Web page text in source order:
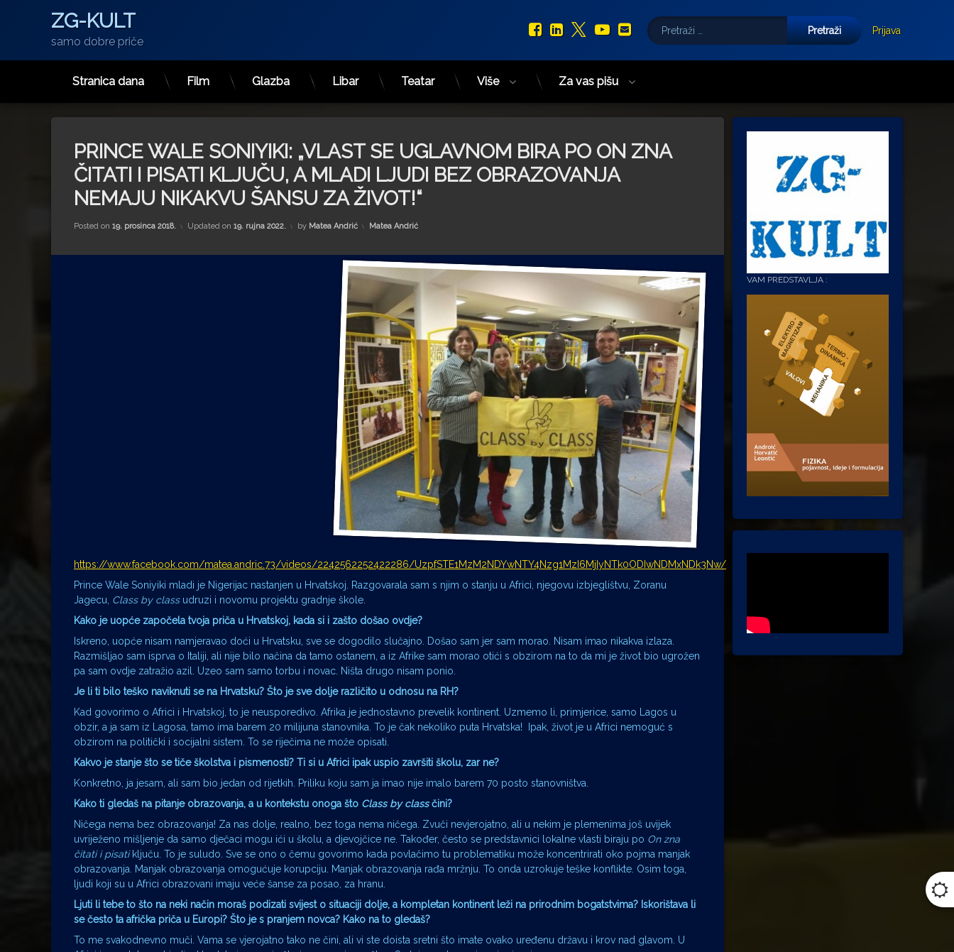
Preskoči
ZG-KULT
samo dobre priče
Facebook
LinkedIn
X.com
YouTube
E-mail
Pretraži:
Prijava
Stranica dana Film Glazba Libar Teatar Više Za vas pišu
PRINCE WALE SONIYIKI: „VLAST SE UGLAVNOM BIRA PO ON ZNA
ČITATI I PISATI KLJUČU, A MLADI LJUDI BEZ OBRAZOVANJA
NEMAJU NIKAKVU ŠANSU ZA ŽIVOT!“
Posted on 19. prosinca 2018. Updated on 19. rujna 2022. by Matea Andrić Kategorije:
Matea Andrić
https://www.facebook.com/matea.andric.73/videos/2242562252422286/UzpfSTE1MzM2NDYwNTY4Nzg1MzI6MjIyNTk0ODIwNDMxNDk3Nw/
Prince Wale Soniyiki mladi je Nigerijac nastanjen u Hrvatskoj. Razgovarala sam s njim o stanju u Africi, njegovu izbjeglištvu, Zoranu
Jagecu, Class by classudruzi i novomu projektu gradnje škole.
Kako je uopće započela tvoja priča u Hrvatskoj, kada si i zašto došao ovdje?
Iskreno, uopće nisam namjeravao doći u Hrvatsku, sve se dogodilo slučajno. Došao sam jer sam morao. Nisam imao nikakva izlaza.
Razmišljao sam isprva o Italiji, ali nije bilo načina da tamo ostanem, a iz Afrike sam morao otići s obzirom na to da mi je život bio ugrožen
pa sam ovdje zatražio azil. Uzeo sam samo torbu i novac. Ništa drugo nisam ponio.
Je li ti bilo teško naviknuti se na Hrvatsku? Što je sve dolje različito u odnosu na RH?
Kad govorimo o Africi i Hrvatskoj, to je neusporedivo. Afrika je jednostavno prevelik kontinent. Uzmemo li, primjerice, samo Lagos u
obzir, a ja sam iz Lagosa, tamo ima barem 20 milijuna stanovnika. To je čak nekoliko puta Hrvatska! Ipak, život je u Africi nemoguć s
obzirom na politički i socijalni sistem. To se riječima ne može opisati.
Kakvo je stanje što se tiče školstva i pismenosti? Ti si u Africi ipak uspio završiti školu, zar ne?
Konkretno, ja jesam, ali sam bio jedan od rijetkih. Priliku koju sam ja imao nije imalo barem 70 posto stanovništva.
Kako ti gledaš na pitanje obrazovanja, a u kontekstu onoga što Class by classčini?
Ničega nema bez obrazovanja! Za nas dolje, realno, bez toga nema ničega. Zvuči nevjerojatno, ali u nekim je plemenima još uvijek
uvriježeno mišljenje da samo dječaci mogu ići u školu, a djevojčice ne. Također, često se predstavnici lokalne vlasti biraju po On zna
čitati i pisatiključu. To je suludo. Sve se ono o čemu govorimo kada povlačimo tu problematiku može koncentrirati oko pojma manjak
obrazovanja. Manjak obrazovanja omogućuje korupciju. Manjak obrazovanja rađa mržnju. To onda uzrokuje teške konflikte. Osim toga,
ljudi koji su u Africi obrazovani imaju veće šanse za posao, za hranu.
Ljuti li tebe to što na neki način moraš podizati svijest o situaciji dolje, a kompletan kontinent leži na prirodnim bogatstvima? Iskorištava li
se često ta afrička priča u Europi? Što je s pranjem novca? Kako na to gledaš?
To me svakodnevno muči. Vama se vjerojatno tako ne čini, ali vi ste doista sretni što imate ovako uređenu državu i krov nad glavom. U
VAM PREDSTAVLJA :